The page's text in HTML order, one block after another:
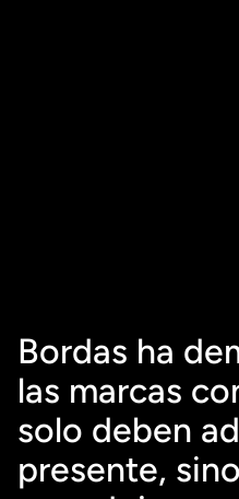
Bordas ha
las marcas
solo deben
presente,